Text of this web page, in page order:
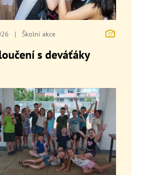
| Školní akce
s deváťáky